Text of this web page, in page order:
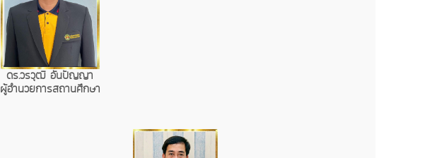
ดร.วรวุฒิ อันปัญญา
ผู้อำนวยการสถานศึกษา